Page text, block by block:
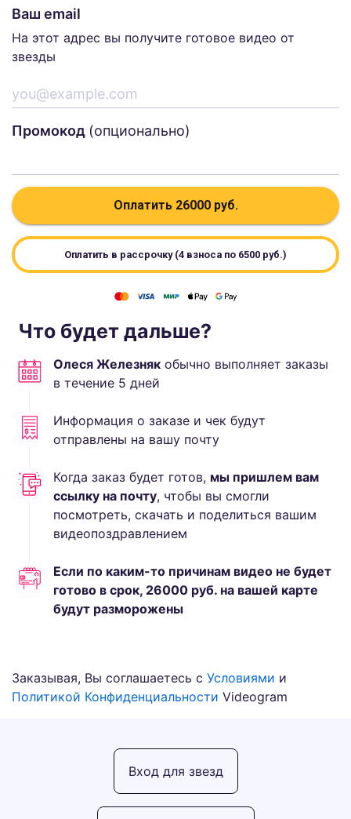
Ваш email
На этот адрес вы получите готовое видео от
звезды
Промокод (опционально)
Оплатить 26000руб.
Оплатить в рассрочку (4 взноса по 6500 руб.)
Что будет дальше?
Олеся Железняк обычно выполняет заказы
в течение 5 дней
Информация о заказе и чек будут
отправлены на вашу почту
Когда заказ будет готов, мы пришлем вам
ссылку на почту, чтобы вы смогли
посмотреть, скачать и поделиться вашим
видеопоздравлением
Если по каким-то причинам видео не будет
готово в срок, 26000 руб. на вашей карте
будут разморожены
Заказывая, Вы соглашаетесь с Условиями и
Политикой Конфиденциальности Videogram
Вход для звезд